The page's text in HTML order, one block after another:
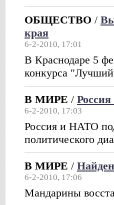
ОБЩЕСТВО /
края
6-2-2010, 17:01
В Краснодаре 5
конкурса
В МИРЕ /
6-2-2010, 17:03
Россия и НАТО
политического
В МИРЕ /
6-2-2010, 17:06
Мандарины